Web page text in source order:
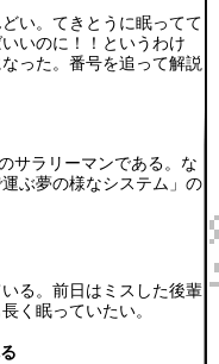
い。てきとうに眠ってて
いのに！！というわけ
った。番号を追って解説
サラリーマンである。な
ぶ夢の様なシステム」の
る。前日はミスした後輩
く眠っていたい。